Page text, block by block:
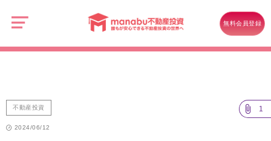
無料会員登録
住宅・不動産投資ローンの借り換え費用はいくら？相場や手順を紹介
不動産投資 1
2024/06/12